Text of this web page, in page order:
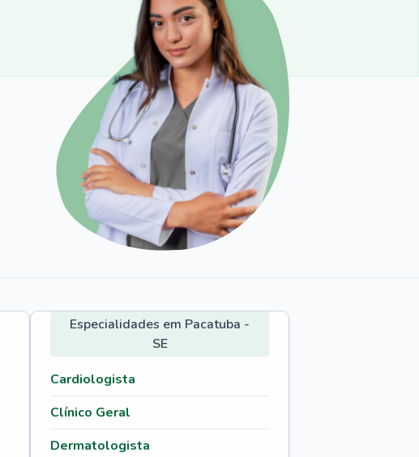
Especialidades em Pacatuba -
SE
Cardiologista
Clínico Geral
Dermatologista